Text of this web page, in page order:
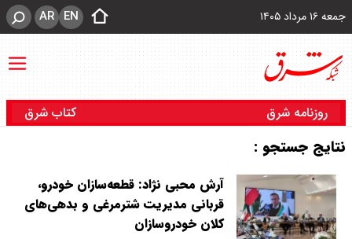
جمعه ۱۶ مرداد ۱۴۰۵ EN
AR
روزنامه شرق کتاب شرق
نتایج جستجو :
آرش محبی نژاد: قطعه‌سازان خودرو،
قربانی مدیریت شترمرغی و بدهی‌های
کلان خودروسازان